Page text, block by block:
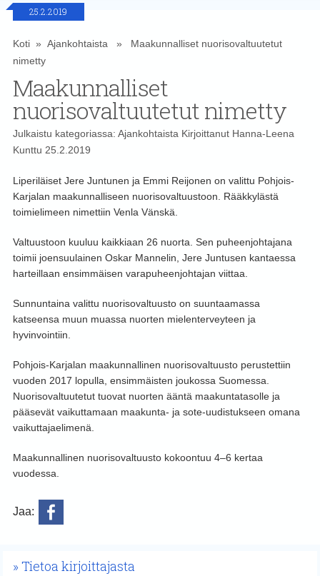
25.2.2019
Koti» Ajankohtaista» Maakunnalliset nuorisovaltuutetut
nimetty
Maakunnalliset
nuorisovaltuutetut nimetty
Julkaistu kategoriassa: AjankohtaistaKirjoittanut Hanna-Leena
Kunttu 25.2.2019
Liperiläiset Jere Juntunen ja Emmi Reijonen on valittu Pohjois-
Karjalan maakunnalliseen nuorisovaltuustoon. Rääkkylästä
toimielimeen nimettiin Venla Vänskä.
Valtuustoon kuuluu kaikkiaan 26 nuorta. Sen puheenjohtajana
toimii joensuulainen Oskar Mannelin, Jere Juntusen kantaessa
harteillaan ensimmäisen varapuheenjohtajan viittaa.
Sunnuntaina valittu nuorisovaltuusto on suuntaamassa
katseensa muun muassa nuorten mielenterveyteen ja
hyvinvointiin.
Pohjois-Karjalan maakunnallinen nuorisovaltuusto perustettiin
vuoden 2017 lopulla, ensimmäisten joukossa Suomessa.
Nuorisovaltuutetut tuovat nuorten ääntä maakuntatasolle ja
pääsevät vaikuttamaan maakunta- ja sote-uudistukseen omana
vaikuttajaelimenä.
Maakunnallinen nuorisovaltuusto kokoontuu 4–6 kertaa
vuodessa.
Jaa:
Tietoa kirjoittajasta